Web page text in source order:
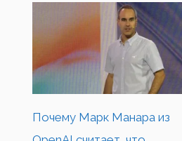
Почему Марк Манара из